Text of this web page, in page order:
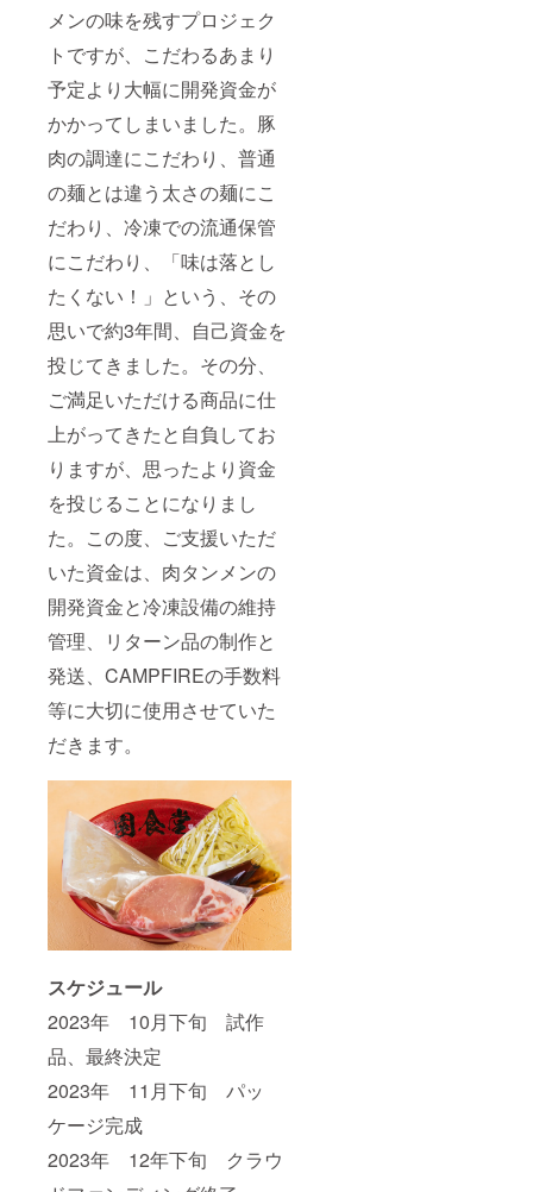
メンの味を残すプロジェク
トですが、こだわるあまり
予定より大幅に開発資金が
かかってしまいました。豚
肉の調達にこだわり、普通
の麺とは違う太さの麺にこ
だわり、冷凍での流通保管
にこだわり、「味は落とし
たくない！」という、その
思いで約3年間、自己資金を
投じてきました。その分、
ご満足いただける商品に仕
上がってきたと自負してお
りますが、思ったより資金
を投じることになりまし
た。この度、ご支援いただ
いた資金は、肉タンメンの
開発資金と冷凍設備の維持
管理、リターン品の制作と
発送、CAMPFIREの手数料
等に大切に使用させていた
だきます。
スケジュール
2023年 10月下旬 試作
品、最終決定
2023年 11月下旬 パッ
ケージ完成
2023年 12年下旬 クラウ